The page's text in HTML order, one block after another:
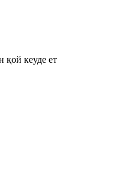
қой кеуде ет